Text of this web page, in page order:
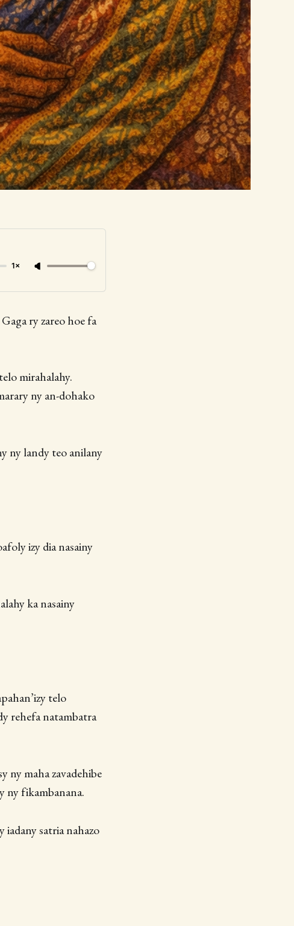
1×
ry zareo hoe fa
mirahalahy.
ny an-dohako
ny landy teo anilany
izy dia nasainy
ka nasainy
telo
rehefa natambatra
ny maha zavadehibe
ny fikambanana.
satria nahazo